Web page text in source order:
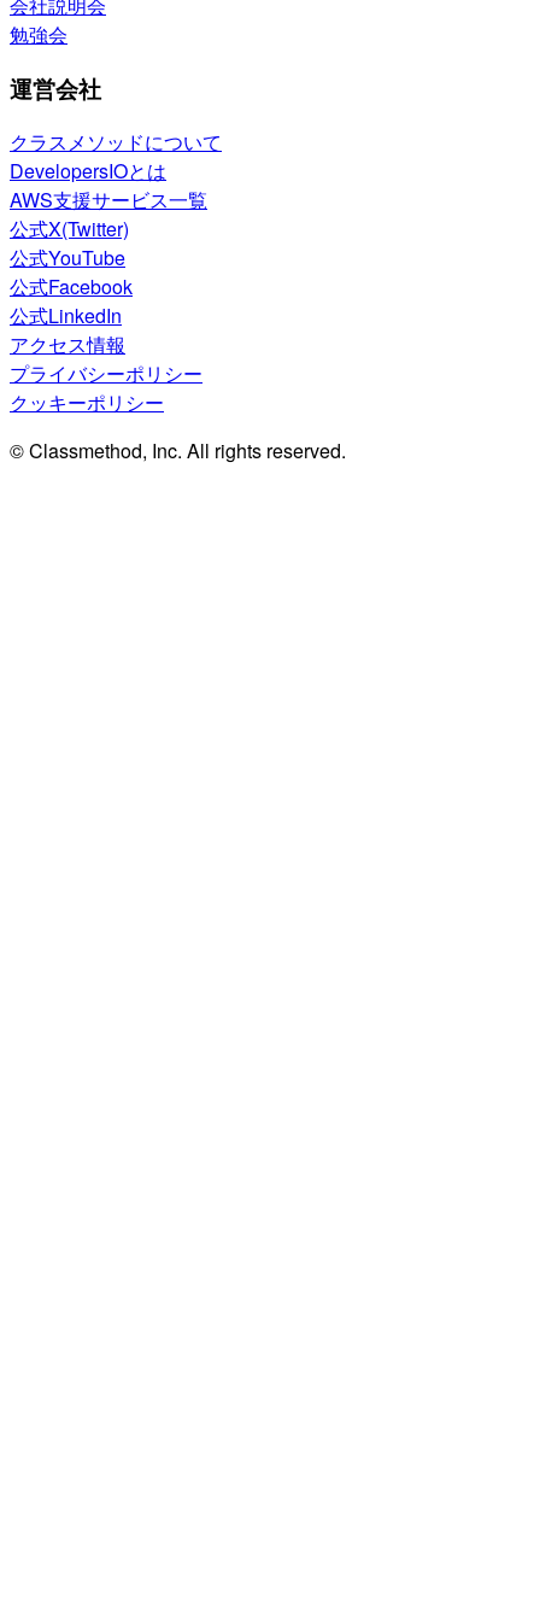
勉強会
運営会社
クラスメソッドについて
DevelopersIOとは
AWS支援サービス一覧
公式X(Twitter)
公式YouTube
公式Facebook
公式LinkedIn
アクセス情報
プライバシーポリシー
クッキーポリシー
© Classmethod, Inc. All rights reserved.